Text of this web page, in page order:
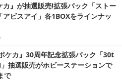
カ』が抽選販売!拡張パック「ストー
アビスアイ」各1BOXをラインナッ
ケカ』30周年記念拡張パック「30t
抽選販売がホビーステーションで
で